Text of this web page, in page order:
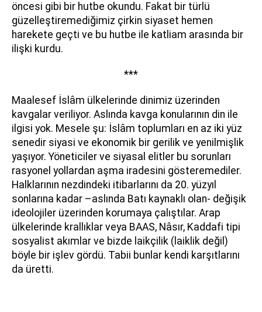
öncesi gibi bir hutbe okundu. Fakat bir türlü
güzelleştiremediğimiz çirkin siyaset hemen
harekete geçti ve bu hutbe ile katliam arasında bir
ilişki kurdu.
***
Maalesef İslâm ülkelerinde dinimiz üzerinden
kavgalar veriliyor. Aslında kavga konularının din ile
ilgisi yok. Mesele şu: İslâm toplumları en az iki yüz
senedir siyasi ve ekonomik bir gerilik ve yenilmişlik
yaşıyor. Yöneticiler ve siyasal elitler bu sorunları
rasyonel yollardan aşma iradesini gösteremediler.
Halklarının nezdindeki itibarlarını da 20. yüzyıl
sonlarına kadar –aslında Batı kaynaklı olan- değişik
ideolojiler üzerinden korumaya çalıştılar. Arap
ülkelerinde krallıklar veya BAAS, Nâsır, Kaddafi tipi
sosyalist akımlar ve bizde laikçilik (laiklik değil)
böyle bir işlev gördü. Tabii bunlar kendi karşıtlarını
da üretti.